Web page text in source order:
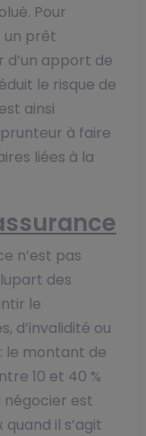
Pour
un prêt
d’un apport de
le risque de
ainsi
à faire
liées à la
n’est pas
des
le
d’invalidité ou
le montant de
10 et 40 %
négocier est
il s’agit